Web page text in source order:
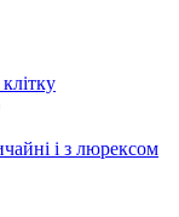
і з люрексом